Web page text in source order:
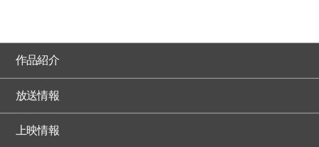
作品紹介
放送情報
上映情報